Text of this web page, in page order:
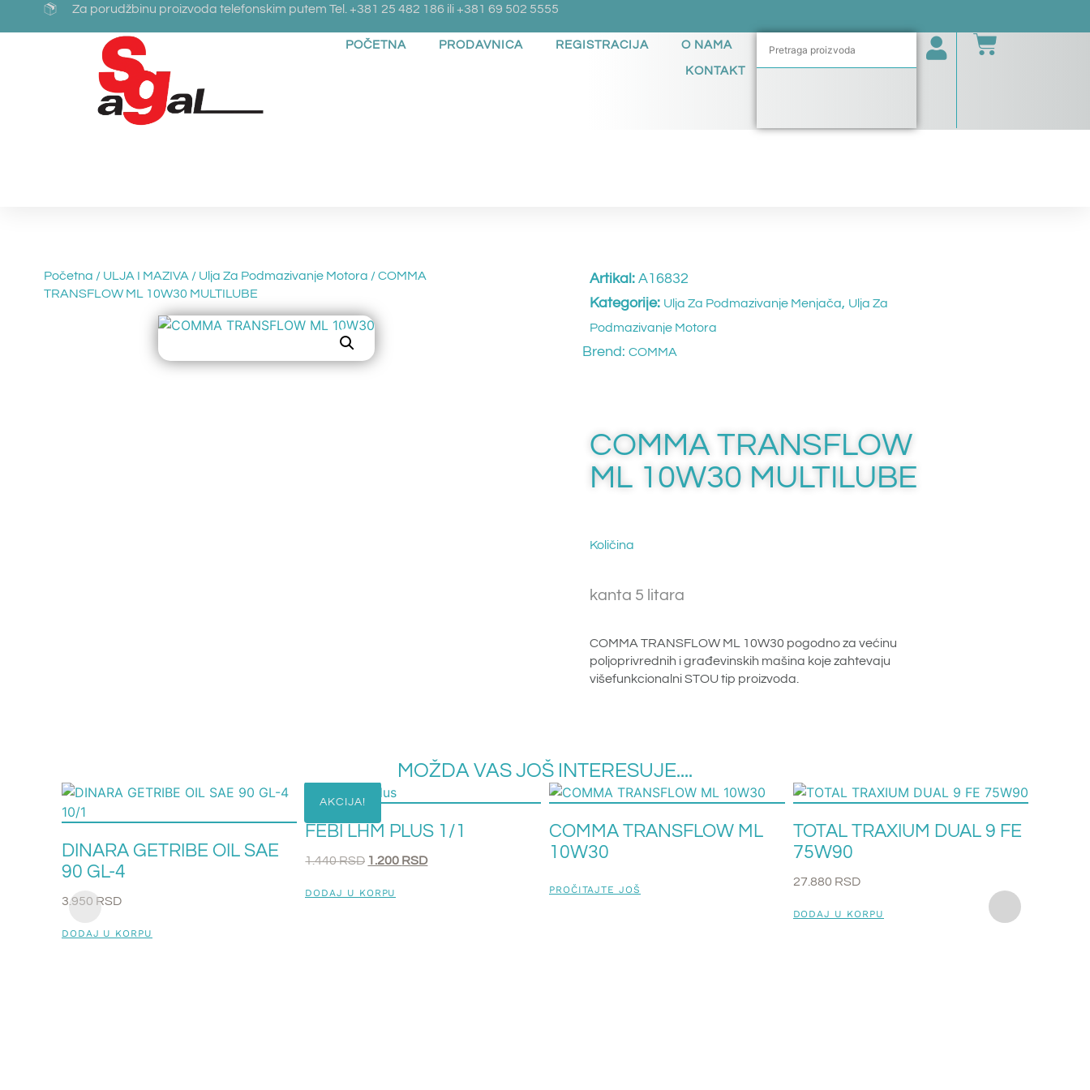
Za porudžbinu proizvoda telefonskim putem Tel. +381 25 482 186 ili +381 69 502 5555
POČETNA PRODAVNICA REGISTRACIJA O NAMA
KONTAKT
Početna / ULJA I MAZIVA/ Ulja Za Podmazivanje Motora / COMMA
TRANSFLOW ML 10W30 MULTILUBE
Artikal: A16832
Kategorije: Ulja Za Podmazivanje Menjača, Ulja Za
Podmazivanje Motora
Brend: COMMA
COMMA TRANSFLOW
ML 10W30 MULTILUBE
Količina
kanta 5 litara
COMMA TRANSFLOW ML 10W30 pogodno za većinu
poljoprivrednih i građevinskih mašina koje zahtevaju
višefunkcionalni STOU tip proizvoda.
MOŽDA VAS JOŠ INTERESUJE....
DINARA GETRIBE OIL SAE
90 GL-4
3.950 RSD
DODAJ U KORPU
AKCIJA!
FEBI LHM PLUS 1/1
1.440RSD 1.200 RSD
DODAJ U KORPU
COMMA TRANSFLOW ML
10W30
PROČITAJTE JOŠ
TOTAL TRAXIUM DUAL 9 FE
75W90
27.880 RSD
DODAJ U KORPU